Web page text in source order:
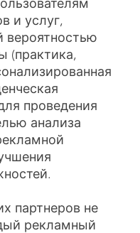
и услуг,
вероятностью
(практика,
проведения
анализа
партнеров не
рекламный